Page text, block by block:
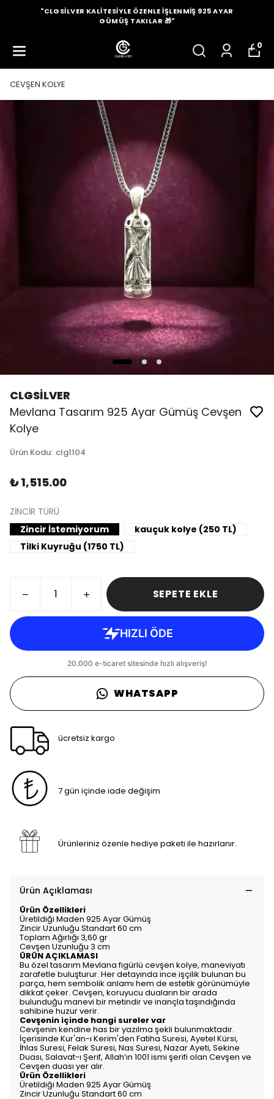
"CLGSILVER KALITESIYLE ÖZENLE İŞLENMIŞ 925 AYAR
GÜMÜŞ TAKILAR 🎁"
0
CEVŞEN KOLYE
CLGSİLVER
Mevlana Tasarım 925 Ayar Gümüş Cevşen
Kolye
Ürün Kodu: clg1104
₺ 1,515.00
ZİNCİR TÜRÜ
Zincir İstemiyorum
kauçuk kolye (250 TL)
Tilki Kuyruğu (1750 TL)
SEPETE EKLE
WHATSAPP
ücretsiz kargo
7 gün içinde iade değişim
Ürünleriniz özenle hediye paketi ile hazırlanır.
Ürün Açıklaması
Ürün Özellikleri
Üretildiği Maden 925 Ayar Gümüş
Zincir Uzunluğu Standart 60 cm
Toplam Ağırlığı 3,60 gr
Cevşen Uzunluğu 3 cm
ÜRÜN AÇIKLAMASI
Bu özel tasarım Mevlana figürlü cevşen kolye, maneviyatı
zarafetle buluşturur. Her detayında ince işçilik bulunan bu
parça, hem sembolik anlamı hem de estetik görünümüyle
dikkat çeker. Cevşen, koruyucu duaların bir arada
bulunduğu manevi bir metindir ve inançla taşındığında
sahibine huzur verir.
Cevşenin içinde hangi sureler var
Cevşenin kendine has bir yazılma şekli bulunmaktadır.
İçerisinde Kur'an-ı Kerim'den Fatiha Suresi, Ayetel Kürsi,
İhlas Suresi, Felak Suresi, Nas Suresi, Nazar Ayeti, Sekine
Duası, Salavat-ı Şerif, Allah’ın 1001 ismi şerifi olan Cevşen ve
Cevşen duası yer alır.
Ürün Özellikleri
Üretildiği Maden 925 Ayar Gümüş
Zincir Uzunluğu Standart 60 cm